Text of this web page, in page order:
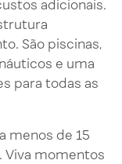
adicionais.
São piscinas,
e uma
para todas as
menos de 15
Viva momentos